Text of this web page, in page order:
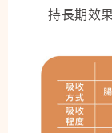
持長期效